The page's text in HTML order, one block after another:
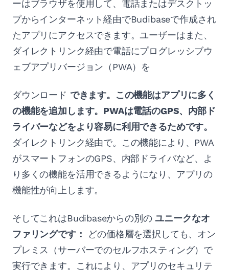
ーはブラウザを使用して、電話またはデスクトッ
プからインターネット経由でBudibaseで作成され
たアプリにアクセスできます。ユーザーはまた、
ダイレクトリンク経由で電話にプログレッシブウ
ェブアプリバージョン（PWA）を
ダウンロード できます。この機能はアプリに多く
の機能を追加します。PWAは電話のGPS、内部ド
ライバーなどをより容易に利用できるためです。
ダイレクトリンク経由で。この機能により、PWA
がスマートフォンのGPS、内部ドライバなど、よ
り多くの機能を活用できるようになり、アプリの
機能性が向上します。
そしてこれはBudibaseからの別のユニークなオ
ファリングです：
どの価格層を選択しても、オン
プレミス（サーバーでのセルフホスティング）で
実行できます。これにより、アプリのセキュリテ